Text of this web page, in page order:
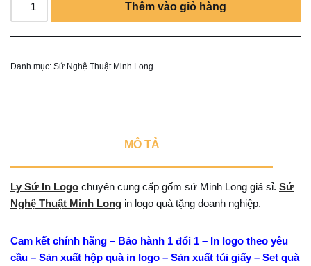
Thêm vào giỏ hàng
Danh mục: Sứ Nghệ Thuật Minh Long
MÔ TẢ
Ly Sứ In Logo chuyên cung cấp gốm sứ Minh Long giá sỉ. Sứ
Nghệ Thuật Minh Long in logo quà tặng doanh nghiệp.
Cam kết chính hãng – Bảo hành 1 đổi 1 – In logo theo yêu
cầu – Sản xuất hộp quà in logo – Sản xuất túi giấy – Set quà